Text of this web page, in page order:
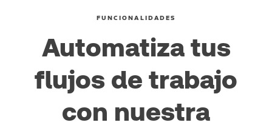
FUNCIONALIDADES
Automatiza tus
flujos de trabajo
con nuestra